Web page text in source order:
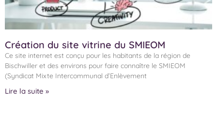
Création du site vitrine du SMIEOM
Ce site internet est conçu pour les habitants de la région de
Bischwiller et des environs pour faire connaître le SMIEOM
(Syndicat Mixte Intercommunal d’Enlèvement
Lire la suite »